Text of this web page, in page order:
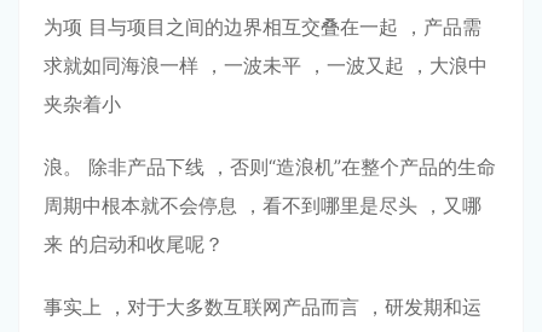
为项 ⽬与项⽬之间的边界相互交叠在⼀起 ，产品需
求就如同海浪⼀样 ，⼀波未平 ，⼀波⼜起 ，⼤浪中
夹杂着⼩
浪。 除⾮产品下线 ，否则“造浪机”在整个产品的⽣命
周期中根本就不会停息 ，看不到哪⾥是尽头 ，⼜哪
来 的启动和收尾呢？
事实上 ，对于⼤多数互联⽹产品⽽⾔ ，研发期和运